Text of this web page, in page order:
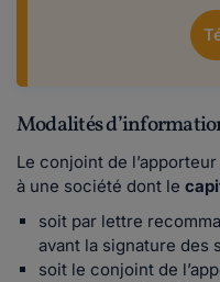
Modalités
Le conjoint de
à une société dont le
soit par lettre
avant la signature des
soit le conjoint de